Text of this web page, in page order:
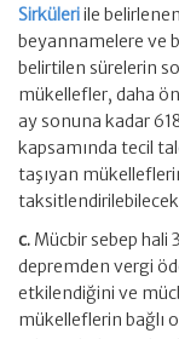
Sirküleriile
beyannamelere ve
belirtilen sürelerin
mükellefler, daha
ay sonuna kadar
kapsamında tecil
taşıyan
c. Mücbir sebep hali
depremden vergi
etkilendiğini ve
mükelleflerin bağlı